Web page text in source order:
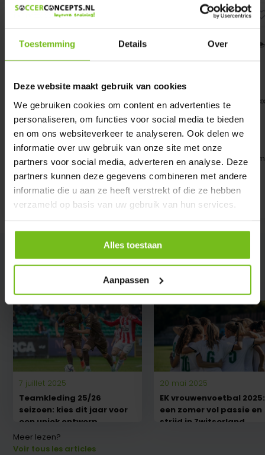
Toestemming Details Over
Deze website maakt gebruik van cookies
We gebruiken cookies om content en advertenties te
personaliseren, om functies voor social media te bieden
en om ons websiteverkeer te analyseren. Ook delen we
informatie over uw gebruik van onze site met onze
partners voor social media, adverteren en analyse. Deze
partners kunnen deze gegevens combineren met andere
informatie die u aan ze heeft verstrekt of die ze hebben
verzameld op basis van uw gebruik van hun services.
Alles toestaan
Aanpassen
Aimants numérotés 2x12
pièces 25mm ex...
Aimants numérotés pour
tableaux tactiques 2x12...
En stock
Deliverytime
€ 25,95
Compteur Vmaxx
Compteur de vitesse
En stock
€ 159,95
NIEUWS
Meer lezen?
Voir tous les articles
7 juillet 2025
Teamkleding 25/26
seizoen: kies dit jaar voor
een uniek ontwerp
20 mai 2025
EK vrouwenvoetbal 2025:
een zomer vol passie en
strijd in Zwitserland